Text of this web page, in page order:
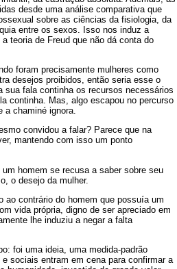
desde uma análise comparativa que
sobre as ciências da fisiologia, da
entre os sexos. Isso nos induz a
teoria de Freud que não dá conta do
foram precisamente mulheres como
desejos proibidos, então seria esse o
sua fala continha os recursos necessários
continha. Mas, algo escapou no percurso
a chaminé ignora.
convidou a falar? Parece que na
mantendo com isso um ponto
homem se recusa a saber sobre seu
o desejo da mulher.
ao contrário do homem que possuía um
vida própria, digno de ser apreciado em
lhe induziu a negar a falta
foi uma ideia, uma medida-padrão
sociais entram em cena para confirmar a